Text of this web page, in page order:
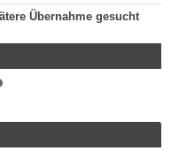
Übernahme gesucht